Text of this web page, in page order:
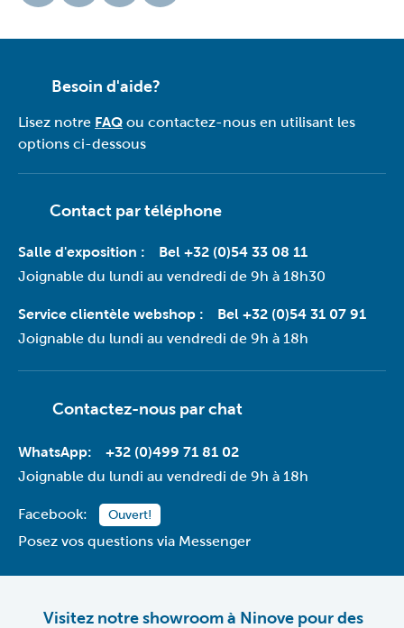
Besoin d'aide?
Lisez notre FAQ ou contactez-nous en utilisant les
options ci-dessous
Contact par téléphone
Salle d'exposition :
Bel +32 (0)54 33 08 11
Joignable du lundi au vendredi de 9h à 18h30
Service clientèle webshop :
Bel +32 (0)54 31 07 91
Joignable du lundi au vendredi de 9h à 18h
Contactez-nous par chat
WhatsApp:
+32 (0)499 71 81 02
Joignable du lundi au vendredi de 9h à 18h
Facebook: Ouvert!
Posez vos questions via Messenger
Visitez notre showroom à Ninove pour des